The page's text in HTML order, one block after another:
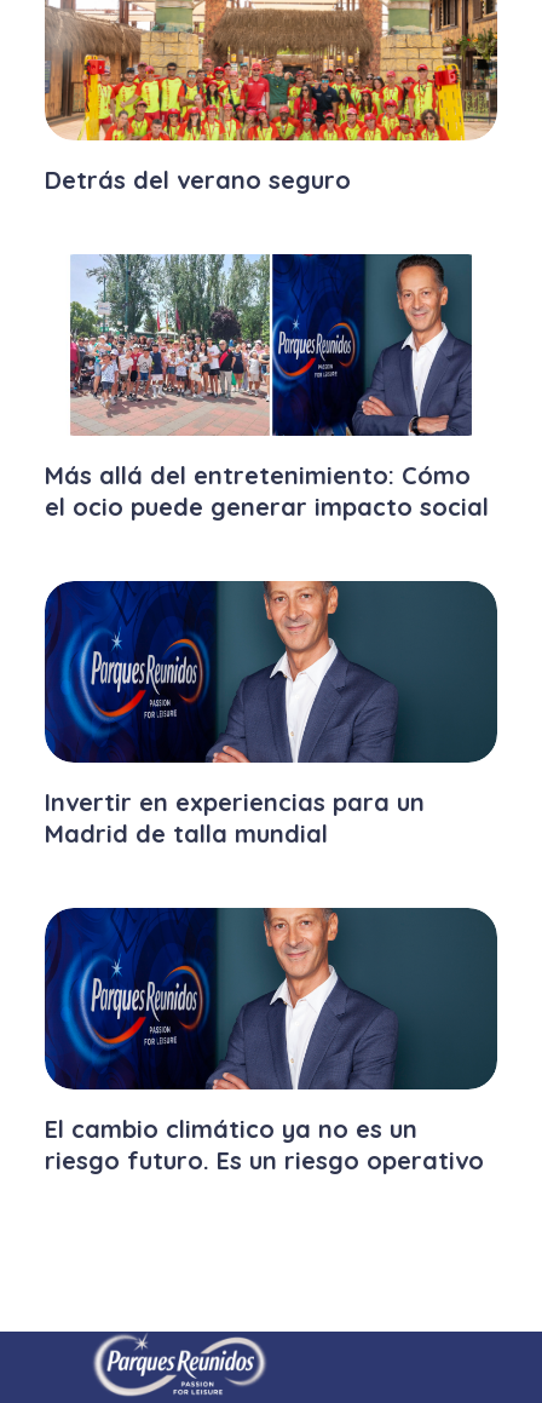
Detrás del verano seguro
Más allá del entretenimiento: Cómo
el ocio puede generar impacto social
Invertir en experiencias para un
Madrid de talla mundial
El cambio climático ya no es un
riesgo futuro. Es un riesgo operativo